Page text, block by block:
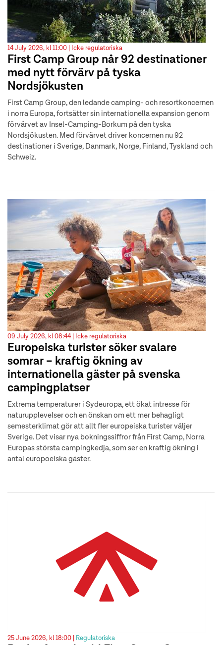
14 July 2026, kl 11:00 | Icke regulatoriska
First Camp Group når 92 destinationer
med nytt förvärv på tyska
Nordsjökusten
First Camp Group, den ledande camping- och resortkoncernen
i norra Europa, fortsätter sin internationella expansion genom
förvärvet av Insel-Camping-Borkum på den tyska
Nordsjökusten. Med förvärvet driver koncernen nu 92
destinationer i Sverige, Danmark, Norge, Finland, Tyskland och
Schweiz.
09 July 2026, kl 08:44 | Icke regulatoriska
Europeiska turister söker svalare
somrar – kraftig ökning av
internationella gäster på svenska
campingplatser
Extrema temperaturer i Sydeuropa, ett ökat intresse för
naturupplevelser och en önskan om ett mer behagligt
semesterklimat gör att allt fler europeiska turister väljer
Sverige. Det visar nya bokningssiffror från First Camp, Norra
Europas största campingkedja, som ser en kraftig ökning i
antal europoeiska gäster.
25 June 2026, kl 18:00 | Regulatoriska